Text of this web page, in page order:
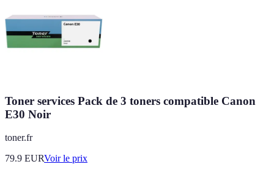
Toner services Pack de 3 toners compatible Canon
E30 Noir
toner.fr
79.9 EURVoir le prix